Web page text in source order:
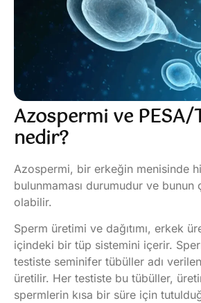
Azospermi ve PESA/
nedir?
Azospermi, bir erkeğin menisinde
bulunmaması durumudur ve bunun
olabilir.
Sperm üretimi ve dağıtımı, erkek
içindeki bir tüp sistemini içerir.
testiste seminifer tübüller adı
üretilir. Her testiste bu tübüller,
spermlerin kısa bir süre için